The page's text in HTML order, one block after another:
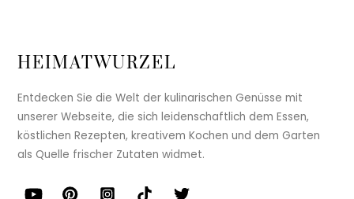
HEIMATWURZEL
Entdecken Sie die Welt der kulinarischen Genüsse mit
unserer Webseite, die sich leidenschaftlich dem Essen,
köstlichen Rezepten, kreativem Kochen und dem Garten
als Quelle frischer Zutaten widmet.